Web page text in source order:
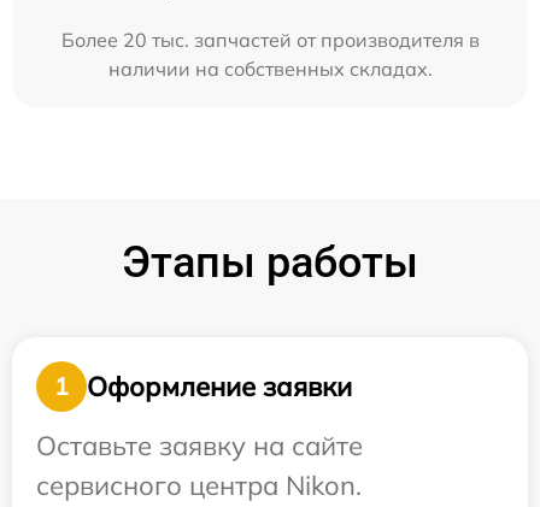
Более 20 тыс. запчастей от производителя в
наличии на собственных складах.
Этапы работы
1
Оформление заявки
Оставьте заявку на сайте
сервисного центра Nikon.